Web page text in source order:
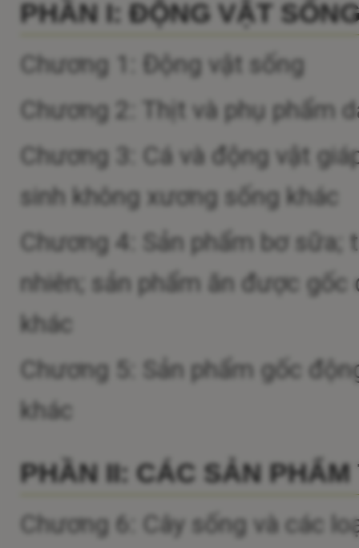
PHẦN I: ĐỘNG VẬT
Chương 1: Động vật sống
Chương 2: Thịt và phụ phẩm
Chương 3: Cá và động vật
sinh không xương sống khác
Chương 4: Sản phẩm bơ
nhiên; sản phẩm ăn được
khác
Chương 5: Sản phẩm gốc
khác
PHẦN II: CÁC SẢN
Chương 6: Cây sống và các